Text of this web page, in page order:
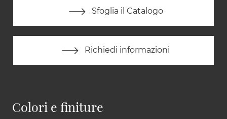
Sfoglia il Catalogo
Richiedi informazioni
Colori e finiture